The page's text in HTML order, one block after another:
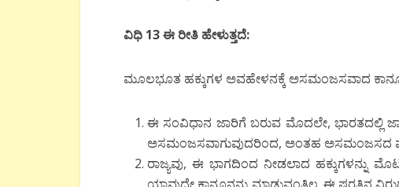
ವಿಧಿ 13 ಈ ರೀತಿ ಹೇಳುತ್ತದೆ:
ಮೂಲಭೂತ ಹಕ್ಕುಗಳ ಅವಹೇಳನಕ್ಕೆ ಅಸಮಂಜಸವಾದ
ಈ ಸಂವಿಧಾನ ಜಾರಿಗೆ ಬರುವ ಮೊದಲೇ, ಭಾರತದಲ್ಲಿ
ಅಸಮಂಜಸವಾಗುವುದರಿಂದ, ಅಂತಹ ಅಸಮಂಜಸದ
ರಾಜ್ಯವು, ಈ ಭಾಗದಿಂದ ನೀಡಲಾದ